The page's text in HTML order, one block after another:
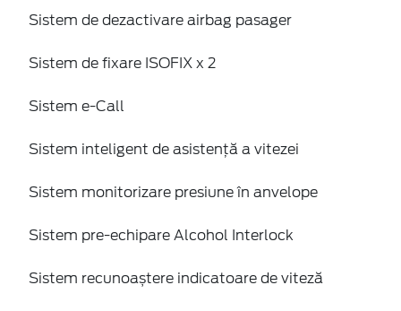
Sistem de dezactivare airbag pasager
Sistem de fixare ISOFIX x 2
Sistem e-Call
Sistem inteligent de asistență a vitezei
Sistem monitorizare presiune în anvelope
Sistem pre-echipare Alcohol Interlock
Sistem recunoaștere indicatoare de viteză